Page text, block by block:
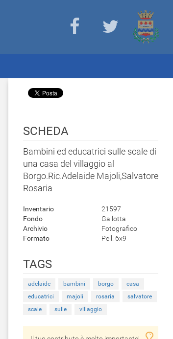
SCHEDA
Bambini ed educatrici sulle scale di
una casa del villaggio al
Borgo.Ric.Adelaide Majoli,Salvatore
Rosaria
Inventario
21597
Fondo
Gallotta
Archivio
Fotografico
Formato
Pell. 6x9
TAGS
adelaide bambini borgo
casa
educatrici
majoli rosaria
salvatore
scale
sulle villaggio